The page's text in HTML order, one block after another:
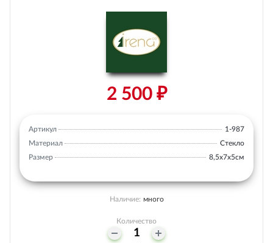
2 500 ₽
Артикул
1-987
Материал
Стекло
Размер
8,5х7х5см
Наличие: много
Количество